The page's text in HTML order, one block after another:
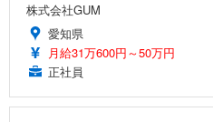
株式会社GUM
愛知県
月給31万600円～50万円
正社員